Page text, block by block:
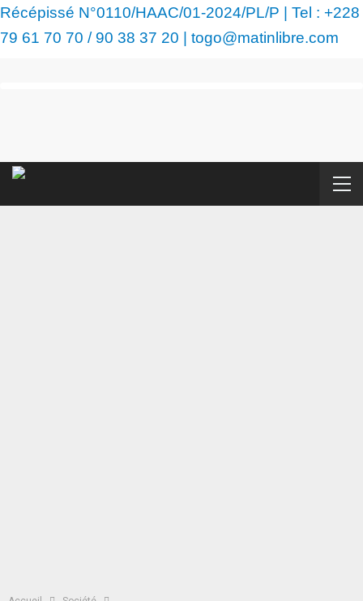
Récépissé N°0110/HAAC/01-2024/PL/P | Tel : +228
79 61 70 70 / 90 38 37 20 | togo@matinlibre.com